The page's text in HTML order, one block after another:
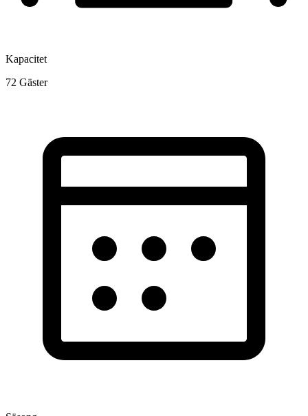
Kapacitet
72 Gäster